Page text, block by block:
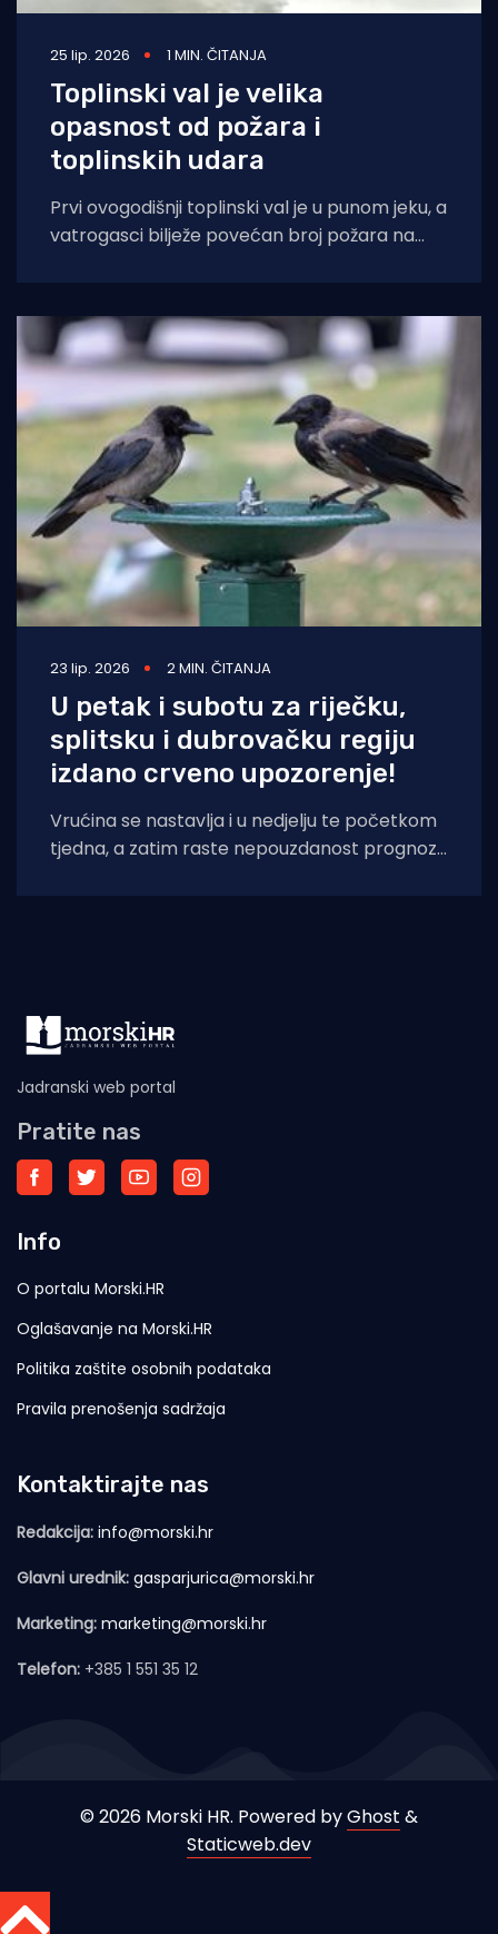
25 lip. 2026 1 MIN. ČITANJA
Toplinski val je velika
opasnost od požara i
toplinskih udara
Prvi ovogodišnji toplinski val je u punom jeku, a
vatrogasci bilježe povećan broj požara na
23 lip. 2026 2 MIN. ČITANJA
U petak i subotu za riječku,
splitsku i dubrovačku regiju
izdano crveno upozorenje!
Vrućina se nastavlja i u nedjelju te početkom
tjedna, a zatim raste nepouzdanost prognoze
Jadranski web portal
Pratite nas
Info
O portalu Morski.HR
Oglašavanje na Morski.HR
Politika zaštite osobnih podataka
Pravila prenošenja sadržaja
Kontaktirajte nas
Redakcija: info@morski.hr
Glavni urednik: gasparjurica@morski.hr
Marketing: marketing@morski.hr
Telefon: +385 1 551 35 12
© 2026 Morski HR. Powered byGhost &
Staticweb.dev